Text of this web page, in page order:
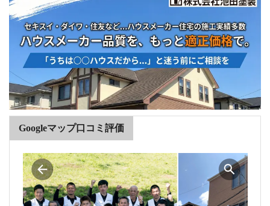
Googleマップ口コミ評価